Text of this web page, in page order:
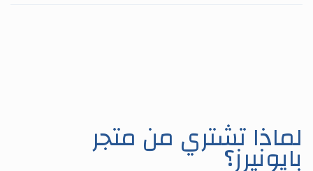
لماذا تشتري من متجر
بايونيرز؟